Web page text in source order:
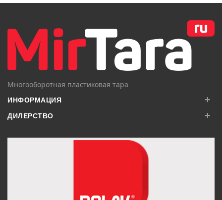
Многооборотная пластиковая тара
ИНФОРМАЦИЯ +
ДИЛЕРСТВО +